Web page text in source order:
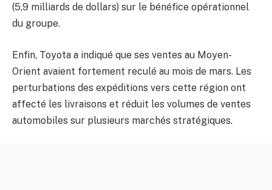
(5,9 milliards de dollars) sur le bénéfice opérationnel
du groupe.
Enfin, Toyota a indiqué que ses ventes au Moyen-
Orient avaient fortement reculé au mois de mars. Les
perturbations des expéditions vers cette région ont
affecté les livraisons et réduit les volumes de ventes
automobiles sur plusieurs marchés stratégiques.